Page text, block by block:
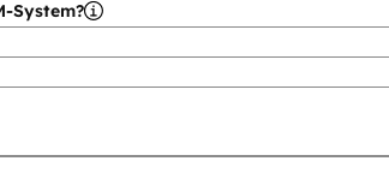
System?